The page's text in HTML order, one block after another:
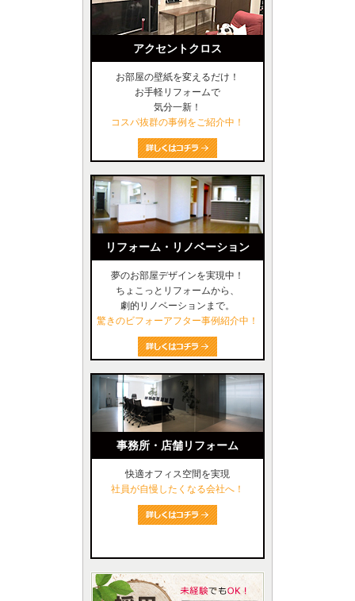
アクセントクロス
お部屋の壁紙を変えるだけ！
お手軽リフォームで
気分一新！
コスパ抜群の事例をご紹介中！
リフォーム・リノベーション
夢のお部屋デザインを実現中！
ちょこっとリフォームから、
劇的リノベーションまで。
驚きのビフォーアフター事例紹介中！
事務所・店舗リフォーム
快適オフィス空間を実現
社員が自慢したくなる会社へ！